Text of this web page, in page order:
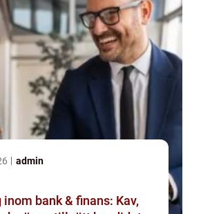
admin
inom bank & finans: Kav,